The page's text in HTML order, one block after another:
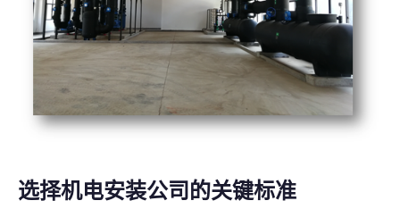
选择机电安装公司的关键标准